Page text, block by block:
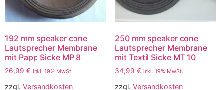
192 mm speaker cone
Lautsprecher Membrane
mit Papp Sicke MP 8
26,99 € inkl. 19% MwSt.
zzgl. Versandkosten
250 mm speaker cone
Lautsprecher Membrane
mit Textil Sicke MT 10
34,99 € inkl. 19% MwSt.
zzgl. Versandkosten